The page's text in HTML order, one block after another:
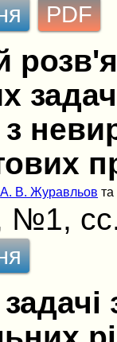
PDF
з
А. В. Журавльов та
№1,